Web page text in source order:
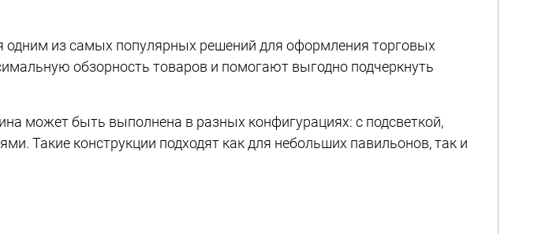
одним из самых популярных решений для оформления торговых
обзорность товаров и помогают выгодно подчеркнуть
может быть выполнена в разных конфигурациях: с подсветкой,
Такие конструкции подходят как для небольших павильонов, так и